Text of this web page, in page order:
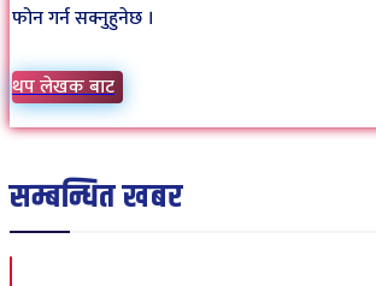
फोन गर्न सक्नुहुनेछ ।
थप लेखक बाट
सम्बन्धित खबर